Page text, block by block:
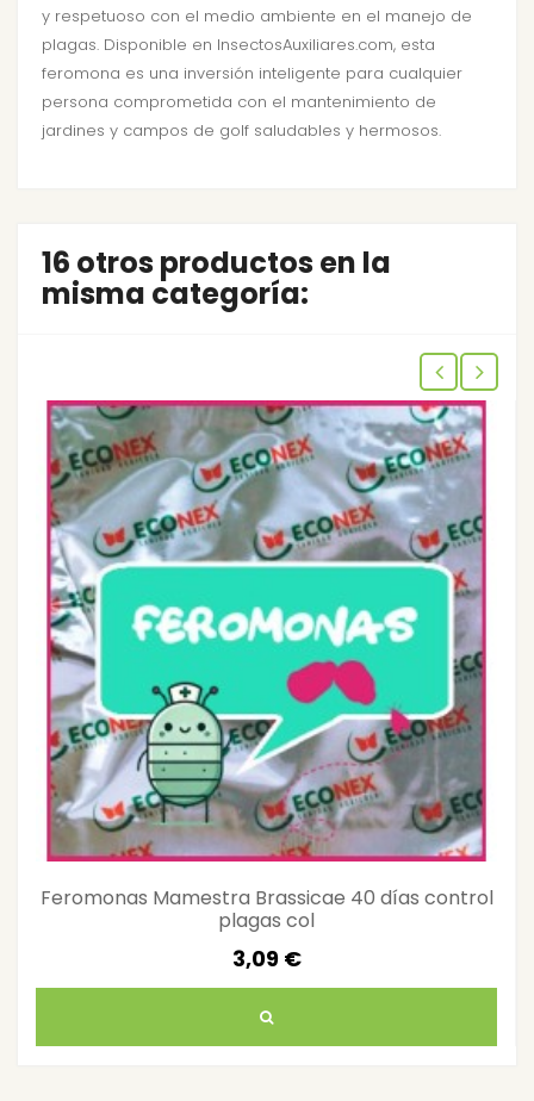
y respetuoso con el medio ambiente en el manejo de
plagas. Disponible en InsectosAuxiliares.com, esta
feromona es una inversión inteligente para cualquier
persona comprometida con el mantenimiento de
jardines y campos de golf saludables y hermosos.
16 otros productos en la
misma categoría:
Feromonas Mamestra Brassicae 40 días control
plagas col
3,09 €